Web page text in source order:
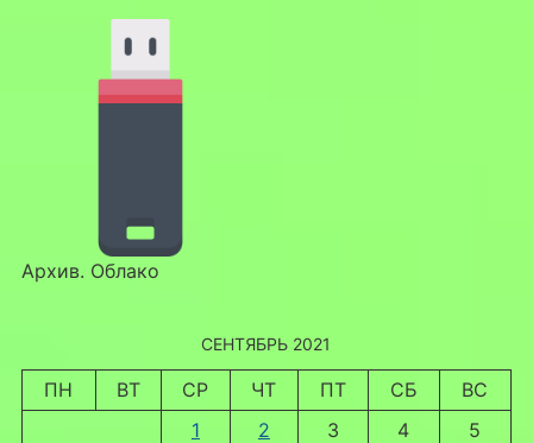
Архив. Облако
СЕНТЯБРЬ 2021
ПН ВТ СР ЧТ ПТ СБ
ВС
1
2 3 4
5